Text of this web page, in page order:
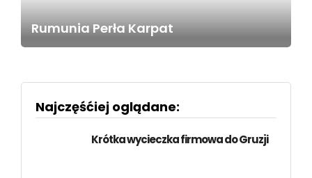
Rumunia Perła Karpat
Najczęśćiej oglądane:
Krótka wycieczka firmowa do Gruzji